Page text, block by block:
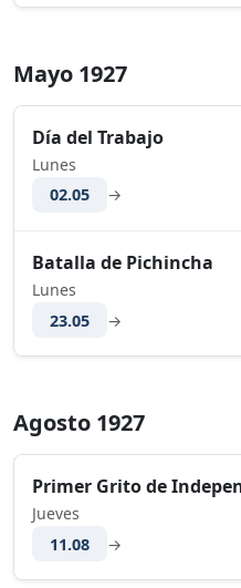
Mayo 1927
Día del Trabajo
Lunes
02.05
→
Batalla de Pichincha
Lunes
23.05
→
Agosto 1927
Primer Grito de
Jueves
11.08
→